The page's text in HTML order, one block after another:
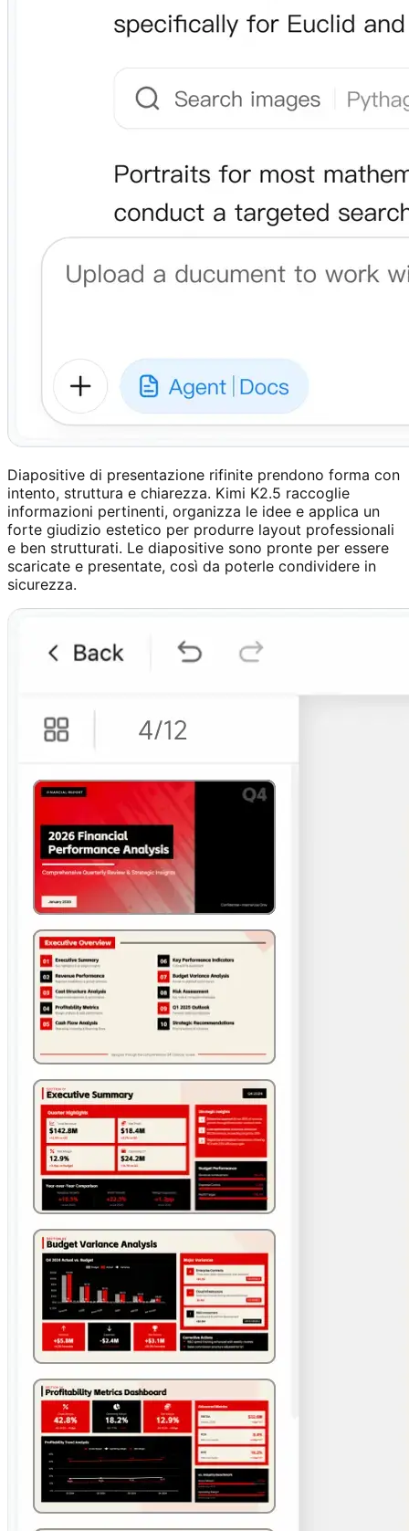
Diapositive di presentazione rifinite prendono forma con
intento, struttura e chiarezza. Kimi K2.5 raccoglie
informazioni pertinenti, organizza le idee e applica un
forte giudizio estetico per produrre layout professionali
e ben strutturati. Le diapositive sono pronte per essere
scaricate e presentate, così da poterle condividere in
sicurezza.